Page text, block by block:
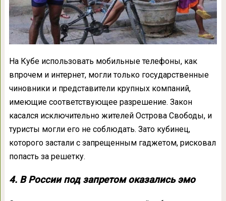
На Кубе использовать мобильные телефоны, как
впрочем и интернет, могли только государственные
чиновники и представители крупных компаний,
имеющие соответствующее разрешение. Закон
касался исключительно жителей Острова Свободы, и
туристы могли его не соблюдать. Зато кубинец,
которого застали с запрещенным гаджетом, рисковал
попасть за решетку.
4. В России под запретом оказались эмо